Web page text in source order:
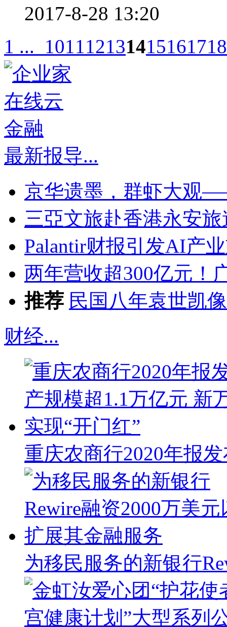
2017-8-28 13:20
1 ... 101112131415161718
最新报导...
京华遗墨，群虾大观
三亞文旅赴香港永安
Palantir财报引发AI产
两年营收超300亿元！
推荐 民国八年袁世凯
财经...
重庆农商行2020年报
为移民服务的新银行